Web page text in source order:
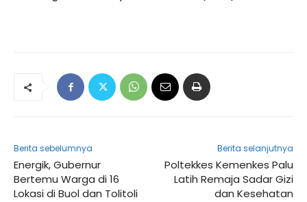
Berita sebelumnya
Energik, Gubernur
Bertemu Warga di 16
Lokasi di Buol dan Tolitoli
Berita selanjutnya
Poltekkes Kemenkes Palu
Latih Remaja Sadar Gizi
dan Kesehatan